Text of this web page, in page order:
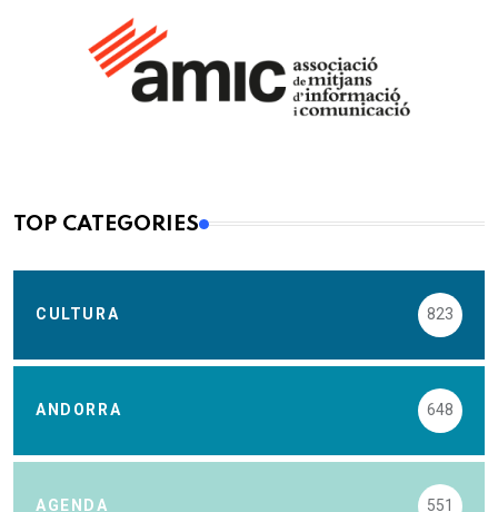
TOP CATEGORIES
CULTURA 823
ANDORRA 648
AGENDA 551